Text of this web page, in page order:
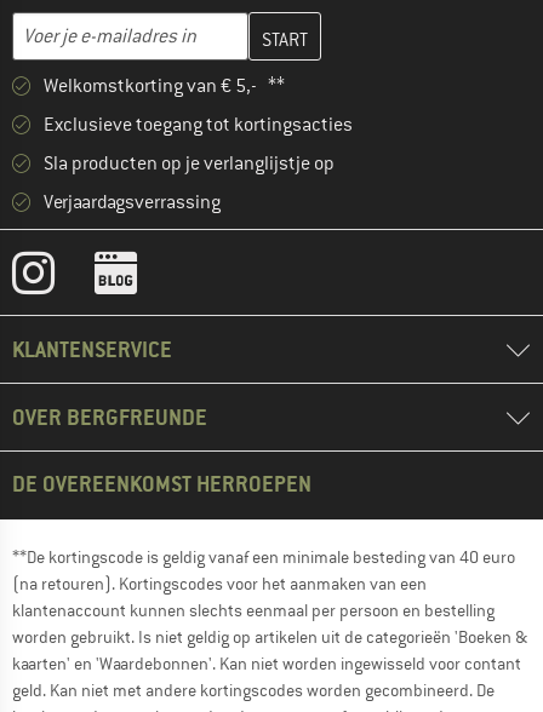
E-mailadres
Vul je e-mailadres hier in en maak in de volgende stap je
Welkomstkorting van € 5,- **
Exclusieve toegang tot kortingsacties
Sla producten op je verlanglijstje op
Verjaardagsverrassing
KLANTENSERVICE
OVER BERGFREUNDE
DE OVEREENKOMST HERROEPEN
**De kortingscode is geldig vanaf een minimale besteding van 40 euro
(na retouren). Kortingscodes voor het aanmaken van een
klantenaccount kunnen slechts eenmaal per persoon en bestelling
worden gebruikt. Is niet geldig op artikelen uit de categorieën 'Boeken &
kaarten' en 'Waardebonnen'. Kan niet worden ingewisseld voor contant
geld. Kan niet met andere kortingscodes worden gecombineerd. De